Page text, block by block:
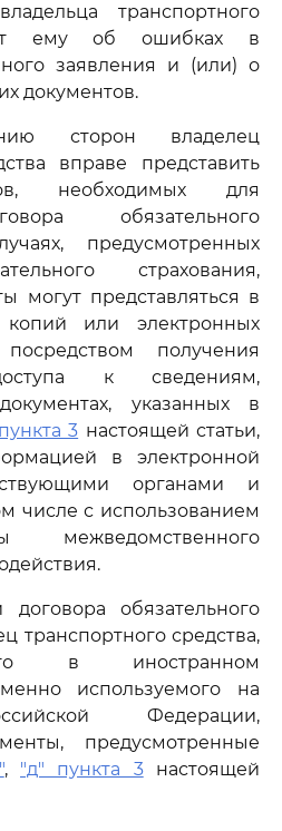
транспортного
ему об ошибках в
заявления и (или) о
документов.
сторон владелец
вправе представить
необходимых для
обязательного
предусмотренных
страхования,
могут представляться в
или электронных
получения
к сведениям,
указанных в
3 настоящей статьи,
в электронной
органами и
числе с использованием
межведомственного
обязательного
транспортного средства,
в иностранном
используемого на
Федерации,
предусмотренные
, "д" пункта 3настоящей